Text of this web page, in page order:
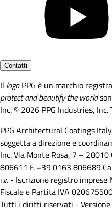
Contatti
Il logoPPG è un marchio
protect and beautify the world
Inc. © 2026 PPG Industries,
PPG Architectural Coatings
soggetta a direzione e
Inc. Via Monte Rosa, 7 –
806611 F. +39 0163 806689
i.v. - Iscrizione registro imprese
Fiscale e Partita IVA
Tutti i diritti riservati -